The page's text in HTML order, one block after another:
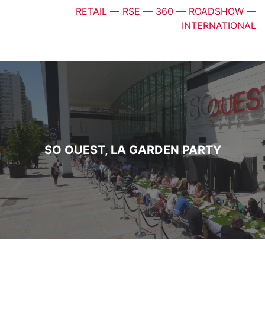
RETAIL — RSE — 360 — ROADSHOW —
INTERNATIONAL
SO OUEST, LA GARDEN PARTY